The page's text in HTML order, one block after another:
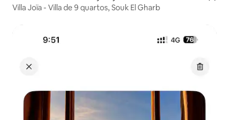
Villa Joïa - Villa de 9 quartos, Souk El Gharb